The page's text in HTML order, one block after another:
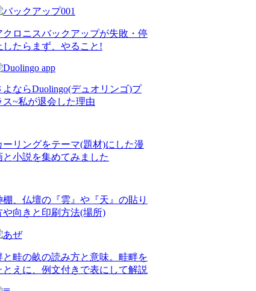
クロニスバックアップが失敗・停
したらまず、やること!
よならDuolingo(デュオリンゴ)プ
ス~私が退会した理由
ーリングをテーマ(題材)にした漫
と小説を集めてみました
棚、仏壇の『雲』や『天』の貼り
や向きと印刷方法(場所)
と畦の畝の読み方と意味。畦畔を
とえに、例文付きで表にして解説